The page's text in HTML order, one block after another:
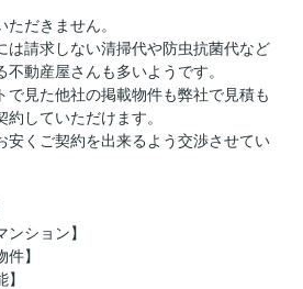
だきません。
は請求しない清掃代や防虫抗菌代など
不動産屋さんも多いようです。
で見た他社の掲載物件も弊社で見積も
約していただけます。
安くご契約を出来るよう交渉させてい
ンション】
件】